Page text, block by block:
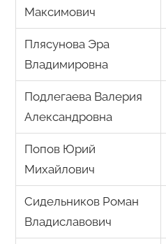
Максимович
Плясунова Эра
Владимировна
Подлегаева Валерия
Александровна
Попов Юрий
Михайлович
Сидельников Роман
Владиславович